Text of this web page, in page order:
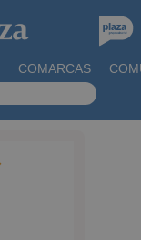
COMARCAS